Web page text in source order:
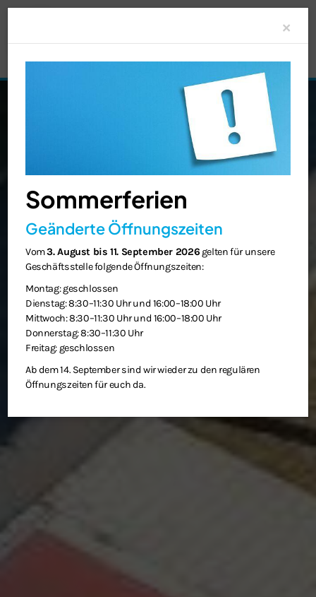
×
Sommerferien
Geänderte Öffnungszeiten
Vom3. August bis 11. September 2026 gelten für unsere
Geschäftsstelle folgende Öffnungszeiten:
Montag: geschlossen
Dienstag: 8:30–11:30 Uhr und 16:00–18:00 Uhr
Mittwoch: 8:30–11:30 Uhr und 16:00–18:00 Uhr
Donnerstag: 8:30–11:30 Uhr
Freitag: geschlossen
Ab dem 14. September sind wir wieder zu den regulären
Öffnungszeiten für euch da.